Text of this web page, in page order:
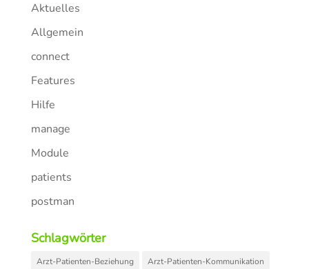
Aktuelles
Allgemein
connect
Features
Hilfe
manage
Module
patients
postman
Schlagwörter
Arzt-Patienten-Beziehung Arzt-Patienten-Kommunikation